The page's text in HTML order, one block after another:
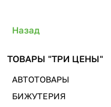
Назад
ТОВАРЫ "ТРИ ЦЕНЫ"
АВТОТОВАРЫ
БИЖУТЕРИЯ